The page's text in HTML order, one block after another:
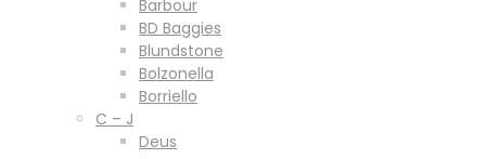
Barbour
BD Baggies
Blundstone
Bolzonella
Borriello
C – J
Deus